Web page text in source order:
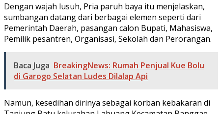
Dengan wajah lusuh, Pria paruh baya itu menjelaskan,
sumbangan datang dari berbagai elemen seperti dari
Pemerintah Daerah, pasangan calon Bupati, Mahasiswa,
Pemilik pesantren, Organisasi, Sekolah dan Perorangan.
Baca Juga BreakingNews: Rumah Penjual Kue Bolu
di Garogo Selatan Ludes Dilalap Api
Namun, kesedihan dirinya sebagai korban kebakaran di